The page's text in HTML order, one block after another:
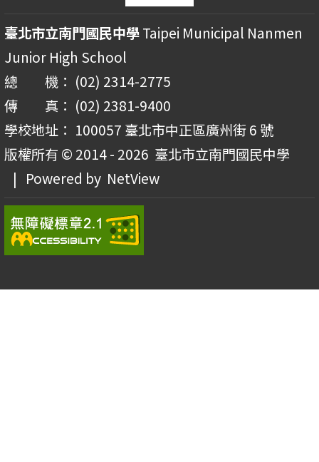
臺北市立南門國民中學Taipei Municipal Nanmen
Junior High School
總 機： (02) 2314-2775
傳 真： (02) 2381-9400
學校地址： 100057 臺北市中正區廣州街 6 號
版權所有 © 2014 - 2026 臺北市立南門國民中學
| Powered by NetView